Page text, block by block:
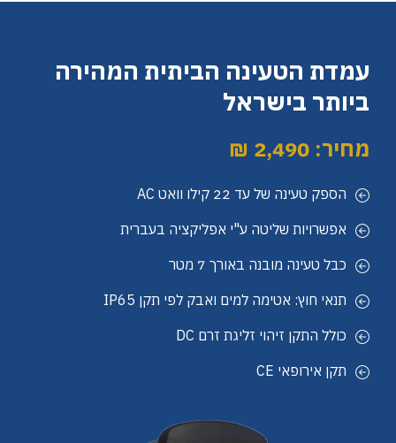
עמדת הטעינה הביתית המהירה
ביותר בישראל
מחיר: 2,490 ₪
הספק טעינה של עד 22 קילו וואט AC
אפשרויות שליטה ע"י אפליקציה בעברית
כבל טעינה מובנה באורך 7 מטר
תנאי חוץ: אטימה למים ואבק לפי תקן IP65
כולל התקן זיהוי זליגת זרם DC
תקן אירופאי CE